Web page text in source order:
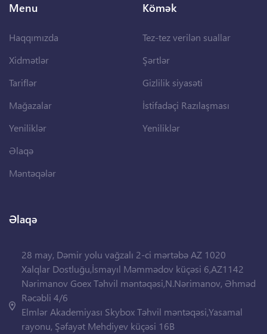
Menu
Haqqımızda
Xidmətlər
Tariflər
Mağazalar
Yeniliklər
Əlaqə
Məntəqələr
Kömək
Tez-tez verilən suallar
Şərtlər
Gizlilik siyasəti
İstifadəçi Razılaşması
Yeniliklər
Əlaqə
28 may, Dəmir yolu vağzalı 2-ci mərtəbə AZ 1020
Xalqlar Dostluğu,İsmayıl Məmmədov küçəsi 6,AZ1142
Nərimanov Goex Təhvil məntəqəsi,N.Nərimanov, Əhməd
Rəcəbli 4/6
Elmlər Akademiyası Skybox Təhvil məntəqəsi,Yasamal
rayonu, Şəfayət Mehdiyev küçəsi 16B